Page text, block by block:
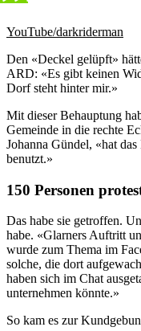
YouTube/darkriderman
Den «Deckel gelüpft»
ARD: «Es gibt keinen
Dorf steht hinter mir.»
Mit dieser Behauptung
Gemeinde in die rechte
Johanna Gündel, «hat
benutzt.»
150 Personen
Das habe sie getroffen.
habe. «Glarners Auftritt
wurde zum Thema im
solche, die dort
haben sich im Chat
unternehmen könnte.»
So kam es zur